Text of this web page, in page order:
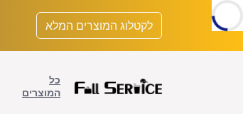
לקטלוג המוצרים המלא
כל
המוצרים